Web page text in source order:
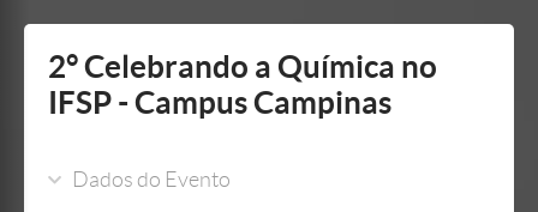
barra
2° Celebrando a Química no
IFSP - Campus Campinas
Dados do Evento